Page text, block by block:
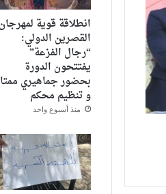
انطلاقة قوية لمهرجان
القصرين الدولي:
“رجال الفزعة”
يفتتحون الدورة
بحضور جماهيري
و تنظيم محكم
منذ أسبوع واحد